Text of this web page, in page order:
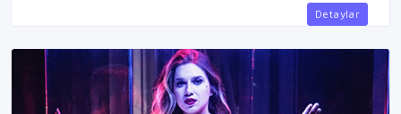
Detaylar